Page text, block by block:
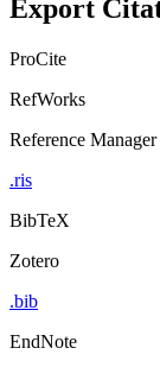
Export
ProCite
RefWorks
Reference Manager
.ris
BibTeX
Zotero
.bib
EndNote